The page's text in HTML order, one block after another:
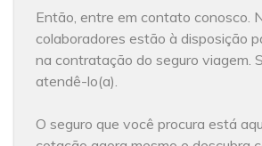
Então, entre em contato conosco.
colaboradores estão à disposição
na contratação do seguro viagem.
atendê-lo(a).
O seguro que você procura está